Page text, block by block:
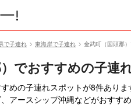
で子連れ 東海岸で子連れ 金武町（国頭郡
でおすすめの子連
めの子連れスポットが8件あり
アースシップ沖縄などがおすすめ